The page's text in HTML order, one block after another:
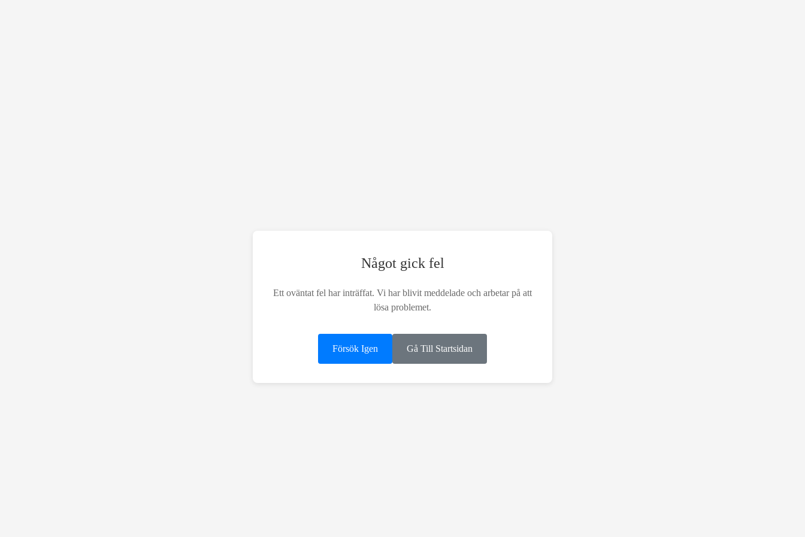
Något gick fel
Ett oväntat fel har inträffat. Vi har blivit meddelade och arbetar på att
lösa problemet.
Försök Igen Gå Till Startsidan